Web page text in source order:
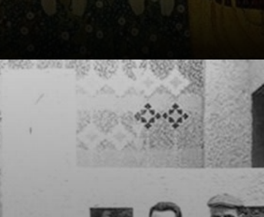
Aos 14 anos, Klimt
começou a
frequentar a
Escola de Artes